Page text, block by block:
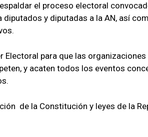
el proceso electoral
y diputadas a la AN, así
Electoral para que las
y acaten todos los eventos
de la Constitución y leyes de la